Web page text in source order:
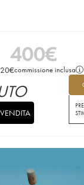
400€
€commissione inclusa